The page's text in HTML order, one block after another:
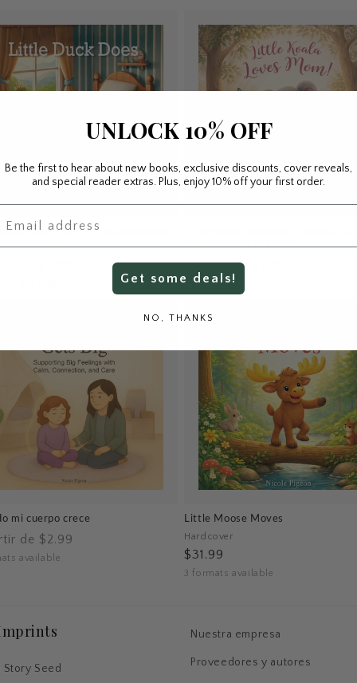
patito hace: Descubriendo la
de cada día
para el Día de la Madre
Precio
de
A partir de $2.99
6 formats available
mi cuerpo crece
de $2.99
available
Little Moose Moves
Hardcover
$31.99
3 formats available
Story Seed
Nuestra empresa
Proveedores y autores
UNLOCK 10% OFF
Be the first to hear about new books, exclusive discounts, cover reveals,
and special reader extras. Plus, enjoy 10% off your first order.
Get some deals!
NO, THANKS